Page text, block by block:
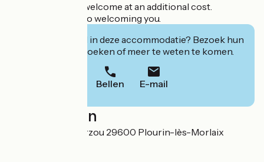
Trained dogs are welcome at an additional cost.
We look forward to welcoming you.
Geïnteresseerd in deze accommodatie? Bezoek hun
website om te boeken of meer te weten te komen.
Bellen E-mail
Localisation
580 Lieu-dit Lézarzou 29600 Plourin-lès-Morlaix